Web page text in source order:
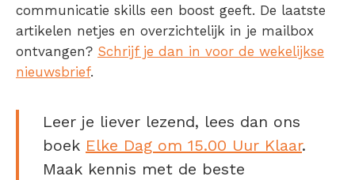
communicatie skills een boost geeft. De laatste
artikelen netjes en overzichtelijk in je mailbox
ontvangen? Schrijf je dan in voor de wekelijkse
nieuwsbrief.
Leer je liever lezend, lees dan ons
boek Elke Dag om 15.00 Uur Klaar.
Maak kennis met de beste